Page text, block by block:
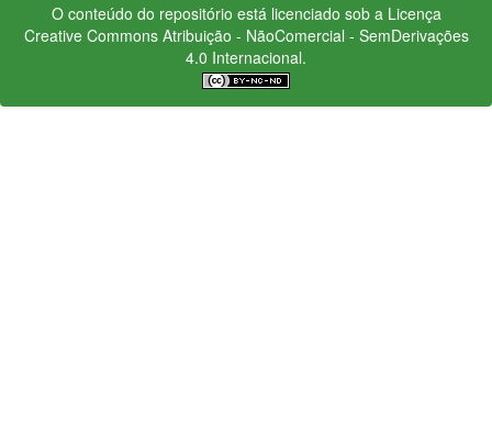
O conteúdo do repositório está licenciado sob a Licença
Creative CommonsAtribuição - NãoComercial - SemDerivações
4.0 Internacional.